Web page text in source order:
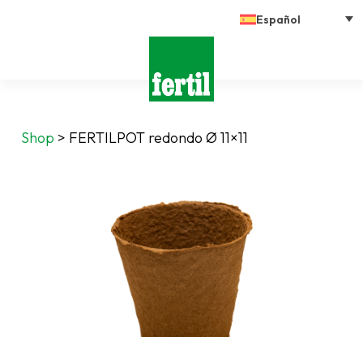
Español
Shop > FERTILPOT redondo Ø 11×11